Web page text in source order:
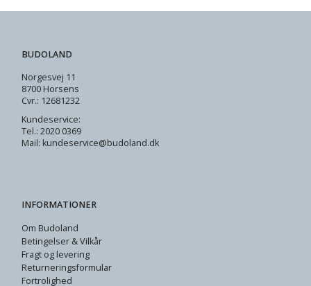
BUDOLAND
Norgesvej 11
8700 Horsens
Cvr.: 12681232
Kundeservice:
Tel.: 2020 0369
Mail: kundeservice@budoland.dk
INFORMATIONER
Om Budoland
Betingelser & Vilkår
Fragt og levering
Returneringsformular
Fortrolighed